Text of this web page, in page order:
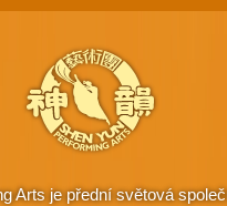
Arts je přední světová